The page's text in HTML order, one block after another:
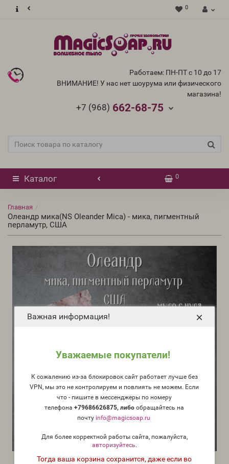
Важная информация!
Уважаемые покупатели!
К сожалению из-за блокировок сайт работает лучше без
VPN, мы это не контролируем и повлиять не можем. Если
что - пишите в мессенджеры по номеру
телефона+79686626875, либообращайтесь на
почту info@magicsoap.ru
Для более корректной работы сайта, пожалуйста,
авторизуйтесь.
Тогда ваша корзина сохранится, даже если во
×
0
Работаем: ПН-ПТ с 10 до 17
ВНИМАНИЕ! У нас нет шоурума или физического
магазина!
+7 (968) 662-68-75
Каталог 0
Главная
Олеандр мика(NS Oleander Mica) - мика, пигментный
перламутр, США